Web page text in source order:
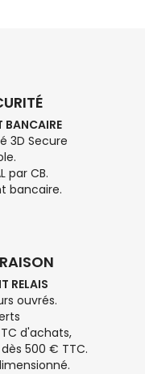
BANCAIRE
3D Secure
par CB.
bancaire.
RELAIS
ouvrés.
d'achats,
500 € TTC.